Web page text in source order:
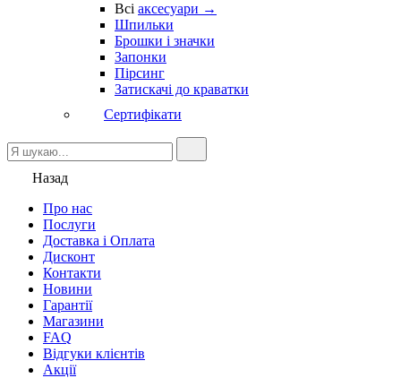
Всі аксесуари →
Шпильки
Брошки і значки
Запонки
Пірсинг
Затискачі до краватки
Сертифікати
Назад
Про нас
Послуги
Доставка і Оплата
Дисконт
Контакти
Новини
Гарантії
Магазини
FAQ
Відгуки клієнтів
Акції